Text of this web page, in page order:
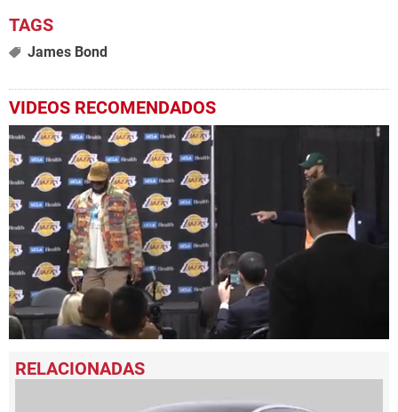
James Bond
VIDEOS RECOMENDADOS
seconds
of